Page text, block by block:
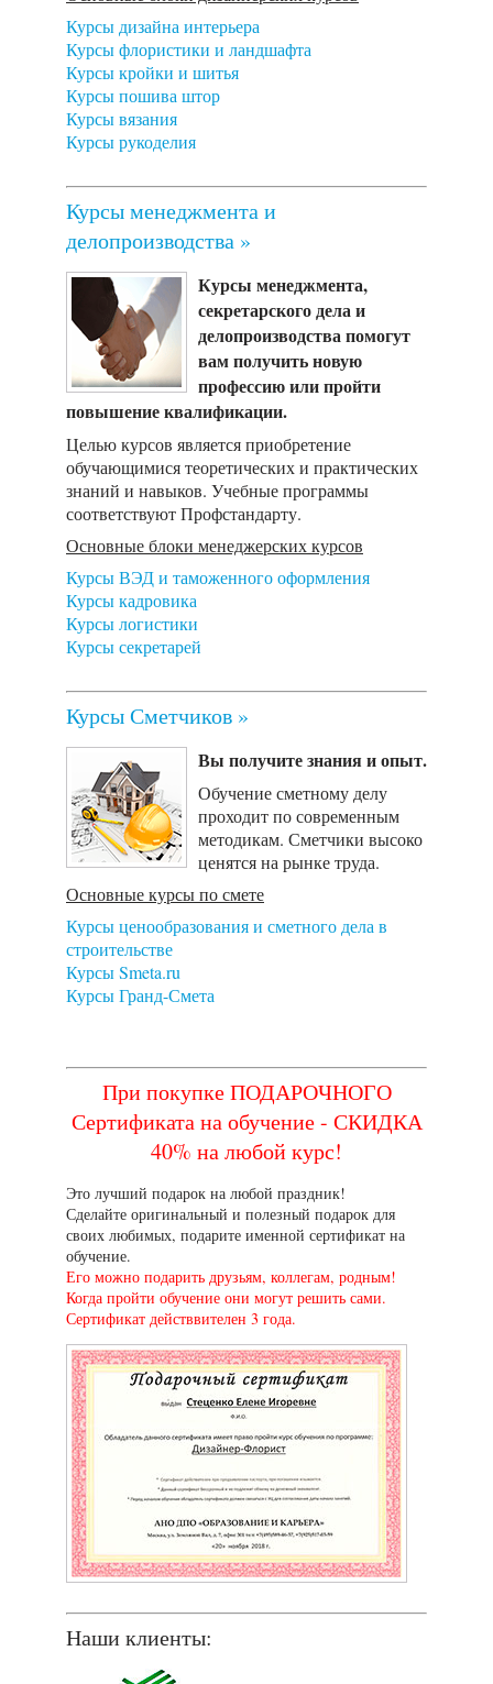
Курсы дизайна интерьера
Курсы флористики и ландшафта
Курсы кройки и шитья
Курсы пошива штор
Курсы вязания
Курсы рукоделия
Курсы менеджмента и
делопроизводства »
Курсы менеджмента,
секретарского дела и
делопроизводства помогут
вам получить новую
профессию или пройти
повышение квалификации.
Целью курсов является приобретение
обучающимися теоретических и практических
знаний и навыков. Учебные программы
соответствуют Профстандарту.
Основные блоки менеджерских курсов
Курсы ВЭД и таможенного оформления
Курсы кадровика
Курсы логистики
Курсы секретарей
Курсы Сметчиков »
Вы получите знания и опыт.
Обучение сметному делу
проходит по современным
методикам. Сметчики высоко
ценятся на рынке труда.
Основные курсы по смете
Курсы ценообразования и сметного дела в
строительстве
Курсы Smeta.ru
Курсы Гранд-Смета
При покупке ПОДАРОЧНОГО
Сертификата на обучение - СКИДКА
40% на любой курс!
Это лучший подарок на любой праздник!
Сделайте оригинальный и полезный подарок для
своих любимых, подарите именной сертификат на
обучение.
Его можно подарить друзьям, коллегам, родным!
Когда пройти обучение они могут решить сами.
Сертификат действвителен 3 года.
Наши клиенты: